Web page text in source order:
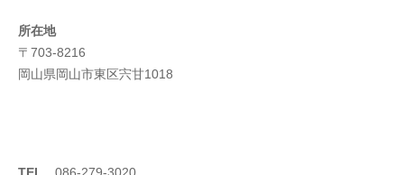
所在地
〒703-8216
岡山県岡山市東区宍甘1018